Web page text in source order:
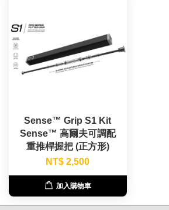
Sense™ Grip S1 Kit
Sense™ 高爾夫可調配
重推桿握把 (正方形)
NT$ 2,500
加入購物車